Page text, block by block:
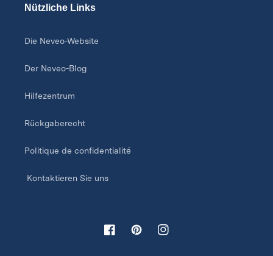
Nützliche Links
Die Neveo-Website
Der Neveo-Blog
Hilfezentrum
Rückgaberecht
Politique de confidentialité
Kontaktieren Sie uns
FacebookPinterestInstagram